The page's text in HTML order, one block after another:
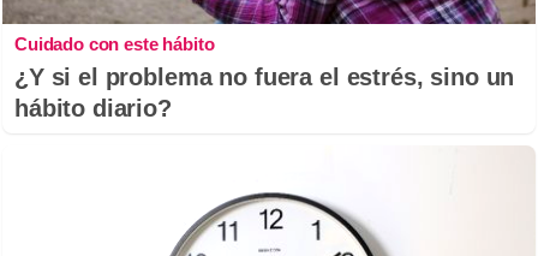
Cuidado con este hábito
¿Y si el problema no fuera el estrés, sino un
hábito diario?